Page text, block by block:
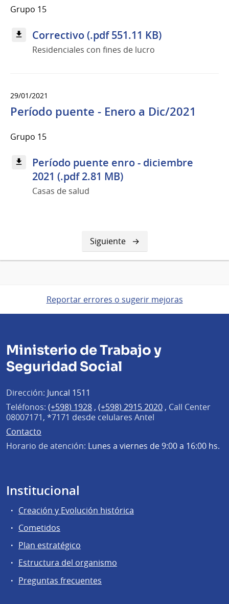
Grupo 15
Correctivo (.pdf 551.11 KB)
Residenciales con fines de lucro
29/01/2021
Período puente - Enero a Dic/2021
Grupo 15
Período puente enro - diciembre
2021 (.pdf 2.81 MB)
Casas de salud
Siguiente
página
Siguiente
Reportar errores o sugerir mejoras
Ministerio de Trabajo y
Seguridad Social
Dirección: Juncal 1511
Teléfonos: (+598) 1928 , (+598) 2915 2020 , Call Center
08007171, *7171 desde celulares Antel
Contacto
Horario de atención: Lunes a viernes de 9:00 a 16:00 hs.
Institucional
Creación y Evolución histórica
Cometidos
Plan estratégico
Estructura del organismo
Preguntas frecuentes